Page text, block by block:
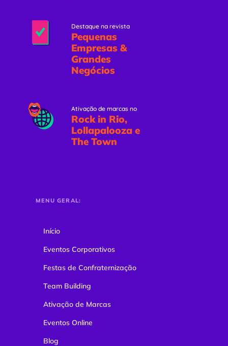
Destaque na revista
Pequenas
Empresas &
Grandes
Negócios
Ativação de marcas no
Rock in Rio,
Lollapalooza e
The Town
MENU GERAL:
Início
Eventos Corporativos
Festas de Confraternização
Team Building
Ativação de Marcas
Eventos Online
Blog